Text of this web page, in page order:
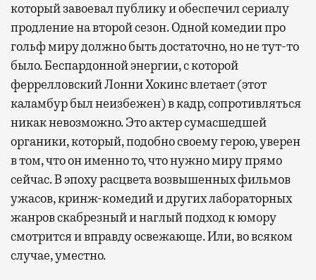
который завоевал публику и обеспечил сериалу
продление на второй сезон. Одной комедии про
гольф миру должно быть достаточно, но не тут-то
было. Беспардонной энергии, с которой
феррелловский Лонни Хокинс влетает (этот
каламбур был неизбежен) в кадр, сопротивляться
никак невозможно. Это актер сумасшедшей
органики, который, подобно своему герою, уверен
в том, что он именно то, что нужно миру прямо
сейчас. В эпоху расцвета возвышенных фильмов
ужасов, кринж-комедий и других лабораторных
жанров скабрезный и наглый подход к юмору
смотрится и вправду освежающе. Или, во всяком
случае, уместно.